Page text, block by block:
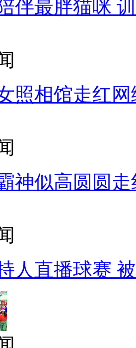
伴最胖猫咪
照相馆走红网
神似高圆圆走
人直播球赛